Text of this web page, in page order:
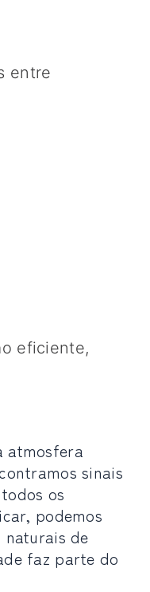
entre
eficiente,
atmosfera
sinais
os
podemos
naturais de
faz parte do